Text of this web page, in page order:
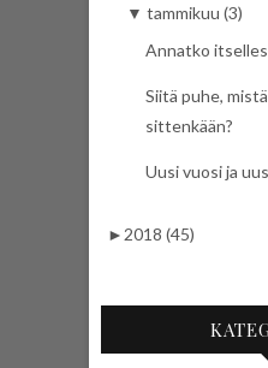
▼ tammikuu (3)
Annatko
Siitä puhe,
sittenkään?
Uusi vuosi ja
► 2018 (45)